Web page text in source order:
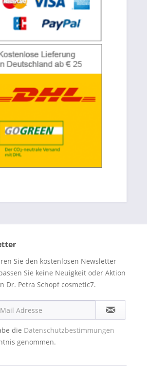
Sie den kostenlosen Newsletter
Sie keine Neuigkeit oder Aktion
Dr. Petra Schopf cosmetic7.
die Datenschutzbestimmungen
genommen.